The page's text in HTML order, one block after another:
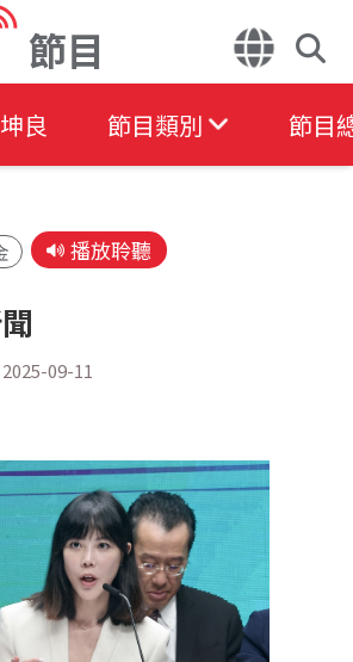
節目
良 節目類別 節目
播放聆聽
2025-09-11